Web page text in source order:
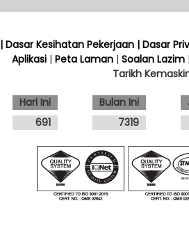
| Dasar Kesihatan Pekerjaan | Dasar
Aplikasi |Peta Laman |Soalan Lazim
Tarikh
Hari Ini
691
Bulan Ini
7319